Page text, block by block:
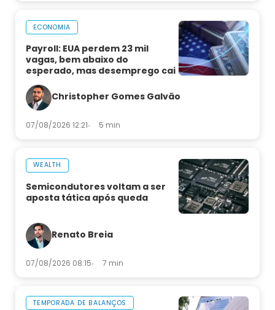
ECONOMIA
Payroll: EUA perdem 23 mil
vagas, bem abaixo do
esperado, mas desemprego cai
Christopher Gomes Galvão
07/08/2026 12:21 5 min
WEALTH
Semicondutores voltam a ser
aposta tática após queda
Renato Breia
07/08/2026 08:15 7 min
TEMPORADA DE BALANÇOS